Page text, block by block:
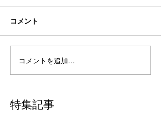
コメント
コメントを追加…
特集記事